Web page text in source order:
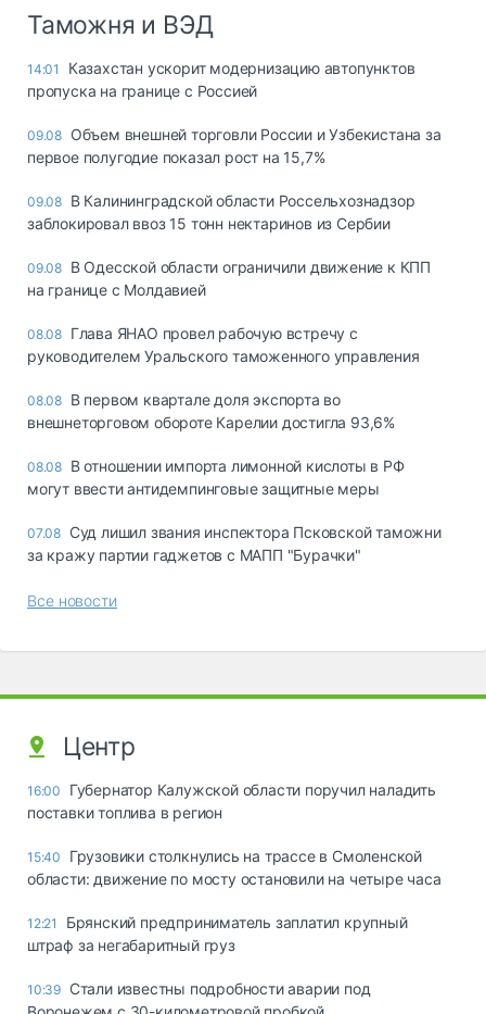
Таможня и ВЭД
14:01
Казахстан ускорит модернизацию автопунктов
пропуска на границе с Россией
09.08 Объем внешней торговли России и Узбекистана за
первое полугодие показал рост на 15,7%
09.08 В Калининградской области Россельхознадзор
заблокировал ввоз 15 тонн нектаринов из Сербии
09.08 В Одесской области ограничили движение к КПП
на границе с Молдавией
08.08 Глава ЯНАО провел рабочую встречу с
руководителем Уральского таможенного управления
08.08 В первом квартале доля экспорта во
внешнеторговом обороте Карелии достигла 93,6%
08.08 В отношении импорта лимонной кислоты в РФ
могут ввести антидемпинговые защитные меры
07.08 Суд лишил звания инспектора Псковской таможни
за кражу партии гаджетов с МАПП "Бурачки"
Все новости
Центр
16:00
Губернатор Калужской области поручил наладить
поставки топлива в регион
15:40
Грузовики столкнулись на трассе в Смоленской
области: движение по мосту остановили на четыре часа
12:21
Брянский предприниматель заплатил крупный
штраф за негабаритный груз
10:39 Стали известны подробности аварии под